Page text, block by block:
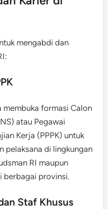
mengabdi dan
membuka formasi Calon
atau Pegawai
Kerja (PPPK) untuk
pelaksana di lingkungan
RI maupun
berbagai provinsi.
Staf Khusus